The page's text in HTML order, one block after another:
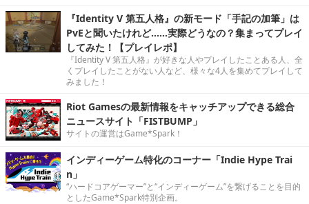
『Identity V 第五人格』の新モード「手記の加筆」は
PvEと聞いたけれど……実際どうなの？集まってプレイ
してみた！【プレイレポ】
『Identity V 第五人格』が好きな人やプレイしたことある人、全
くプレイしたことがない人など、様々な4人を集めてプレイして
みました！
Riot Gamesの最新情報をキャッチアップできる総合
ニュースサイト「FISTBUMP」
サイトの運営はGame*Spark！
インディーゲーム特化のコーナー「Indie Hype Trai
n」
“ハードコアゲーマー”と“インディーゲーム”を繋げることを目的
としたGame*Spark特別企画。